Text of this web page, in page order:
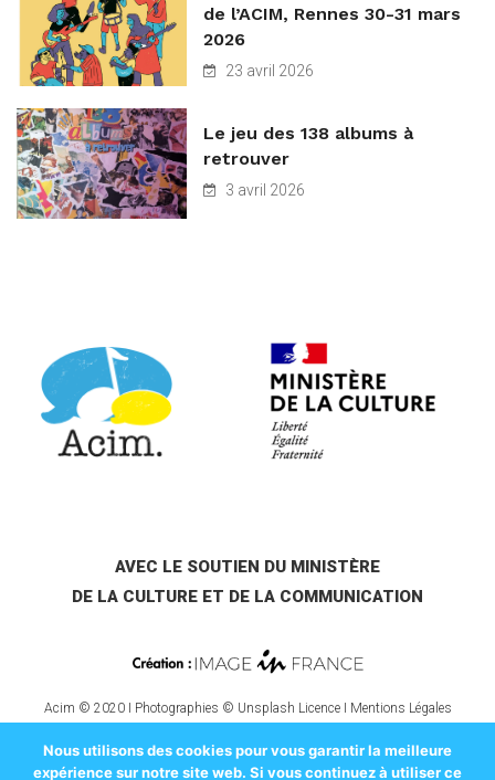
de l’ACIM, Rennes 30-31 mars
2026
23 avril 2026
Le jeu des 138 albums à
retrouver
3 avril 2026
AVEC LE SOUTIEN DU MINISTÈRE
DE LA CULTURE ET DE LA COMMUNICATION
Acim © 2020 I Photographies © Unsplash Licence I Mentions Légales
Nous utilisons des cookies pour vous garantir la meilleure
expérience sur notre site web. Si vous continuez à utiliser ce